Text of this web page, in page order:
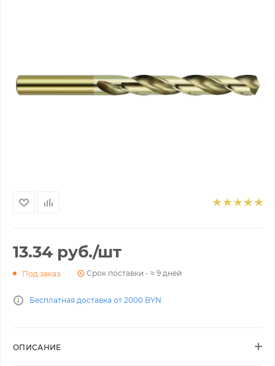
13.34 руб./шт
Под заказ Срок поставки - ≈ 9 дней
Бесплатная доставка от 2000 BYN
ОПИСАНИЕ